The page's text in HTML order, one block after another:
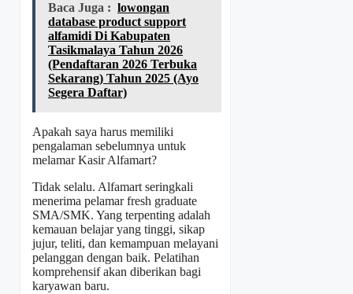
Baca Juga : lowongan
database product support
alfamidi Di Kabupaten
Tasikmalaya Tahun 2026
(Pendaftaran 2026 Terbuka
Sekarang) Tahun 2025 (Ayo
Segera Daftar)
Apakah saya harus memiliki
pengalaman sebelumnya untuk
melamar Kasir Alfamart?
Tidak selalu. Alfamart seringkali
menerima pelamar fresh graduate
SMA/SMK. Yang terpenting adalah
kemauan belajar yang tinggi, sikap
jujur, teliti, dan kemampuan melayani
pelanggan dengan baik. Pelatihan
komprehensif akan diberikan bagi
karyawan baru.